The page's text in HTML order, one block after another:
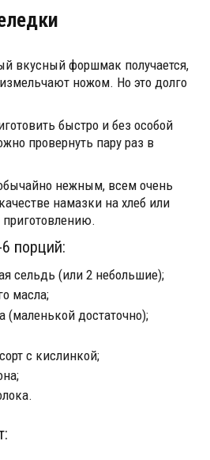
вкусный форшмак получается,
ножом. Но это долго
быстро и без особой
провернуть пару раз в
нежным, всем очень
намазки на хлеб или
порций:
сельдь (или 2 небольшие);
масла;
(маленькой достаточно);
с кислинкой;